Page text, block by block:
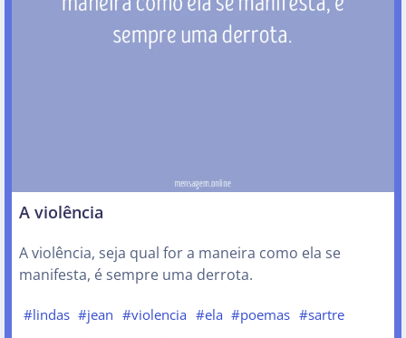
A violência
A violência, seja qual for a maneira como ela se
manifesta, é sempre uma derrota.
#lindas #jean #violencia #ela #poemas #sartre